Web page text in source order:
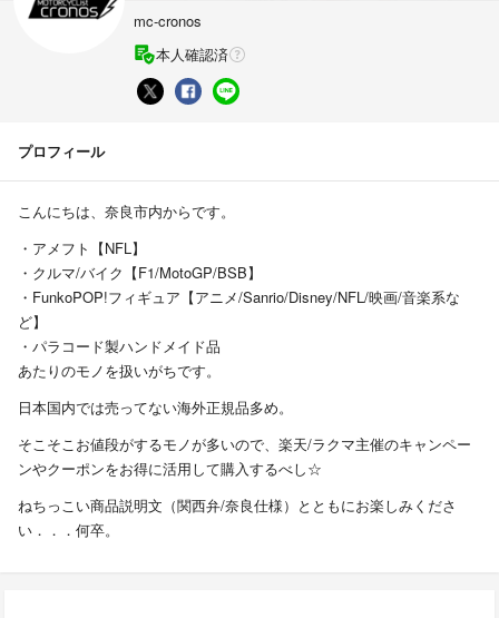
mc-cronos
本人確認済
プロフィール
こんにちは、奈良市内からです。
・アメフト【NFL】
・クルマ/バイク【F1/MotoGP/BSB】
・FunkoPOP!フィギュア【アニメ/Sanrio/Disney/NFL/映画/音楽系な
ど】
・パラコード製ハンドメイド品
あたりのモノを扱いがちです。
日本国内では売ってない海外正規品多め。
そこそこお値段がするモノが多いので、楽天/ラクマ主催のキャンペー
ンやクーポンをお得に活用して購入するべし☆
ねちっこい商品説明文（関西弁/奈良仕様）とともにお楽しみくださ
い．．．何卒。